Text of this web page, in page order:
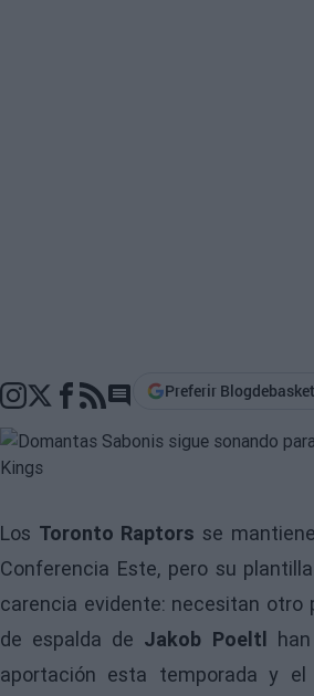
Go to comments section
Preferir
Los Toronto Raptors se
Conferencia Este, pero su
carencia evidente: necesitan otro
de espalda de Jakob Poeltl
aportación esta temporada y el